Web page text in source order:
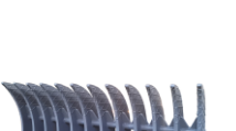
CAT322L 6I9396